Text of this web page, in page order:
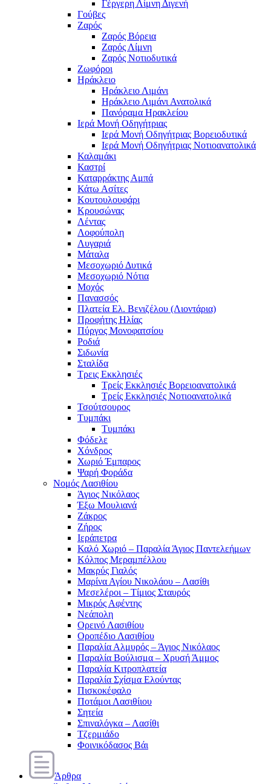
Γέργερη Λίμνη Διγενή
Γούβες
Ζαρός
Ζαρός Βόρεια
Ζαρός Λίμνη
Ζαρός Νοτιοδυτικά
Ζωφόροι
Ηράκλειο
Ηράκλειο Λιμάνι
Ηράκλειο Λιμάνι Ανατολικά
Πανόραμα Ηρακλείου
Ιερά Μονή Οδηγήτριας
Ιερά Μονή Οδηγήτριας Βορειοδυτικά
Ιερά Μονή Οδηγήτριας Νοτιοανατολικά
Καλαμάκι
Καστρί
Καταρράκτης Αμπά
Κάτω Ασίτες
Κουτουλουφάρι
Κρουσώνας
Λέντας
Λοφούπολη
Λυγαριά
Μάταλα
Μεσοχωριό Δυτικά
Μεσοχωριό Νότια
Μοχός
Πανασσός
Πλατεία Ελ. Βενιζέλου (Λιοντάρια)
Προφήτης Ηλίας
Πύργος Μονοφατσίου
Ροδιά
Σιδωνία
Σταλίδα
Τρεις Εκκλησιές
Τρείς Εκκλησιές Βορειοανατολικά
Τρείς Εκκλησιές Νοτιοανατολικά
Τσούτσουρος
Τυμπάκι
Τυμπάκι
Φόδελε
Χόνδρος
Χωριό Έμπαρος
Ψαρή Φοράδα
Νομός Λασιθίου
Άγιος Νικόλαος
Έξω Μουλιανά
Ζάκρος
Ζήρος
Ιεράπετρα
Καλό Χωριό – Παραλία Άγιος Παντελεήμων
Κόλπος Μεραμπέλλου
Μακρύς Γιαλός
Μαρίνα Αγίου Νικολάου – Λασίθι
Μεσελέροι – Τίμιος Σταυρός
Μικρός Αφέντης
Νεάπολη
Ορεινό Λασιθίου
Οροπέδιο Λασιθίου
Παραλία Αλμυρός – Άγιος Νικόλαος
Παραλία Βούλισμα – Χρυσή Άμμος
Παραλία Κιτροπλατεία
Παραλία Σχίσμα Ελούντας
Πισκοκέφαλο
Ποτάμοι Λασιθίιου
Σητεία
Σπιναλόγκα – Λασίθι
Τζερμιάδο
Φοινικόδασος Βάι
Άρθρα